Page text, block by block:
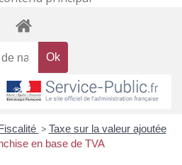
> Taxe sur la valeur ajoutée
en base de TVA